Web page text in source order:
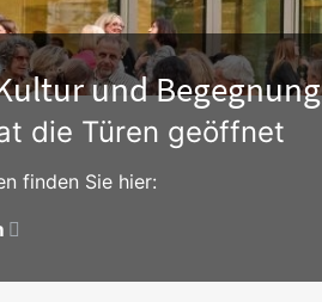
und Begegnung
die Türen geöffnet
finden Sie hier: